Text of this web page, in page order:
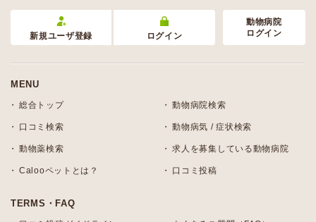
新規ユーザ登録 ログイン
動物病院
ログイン
MENU
総合トップ 動物病院検索
口コミ検索 動物病気 / 症状検索
動物薬検索 求人を募集している動物病院
Calooペットとは？ 口コミ投稿
TERMS・FAQ